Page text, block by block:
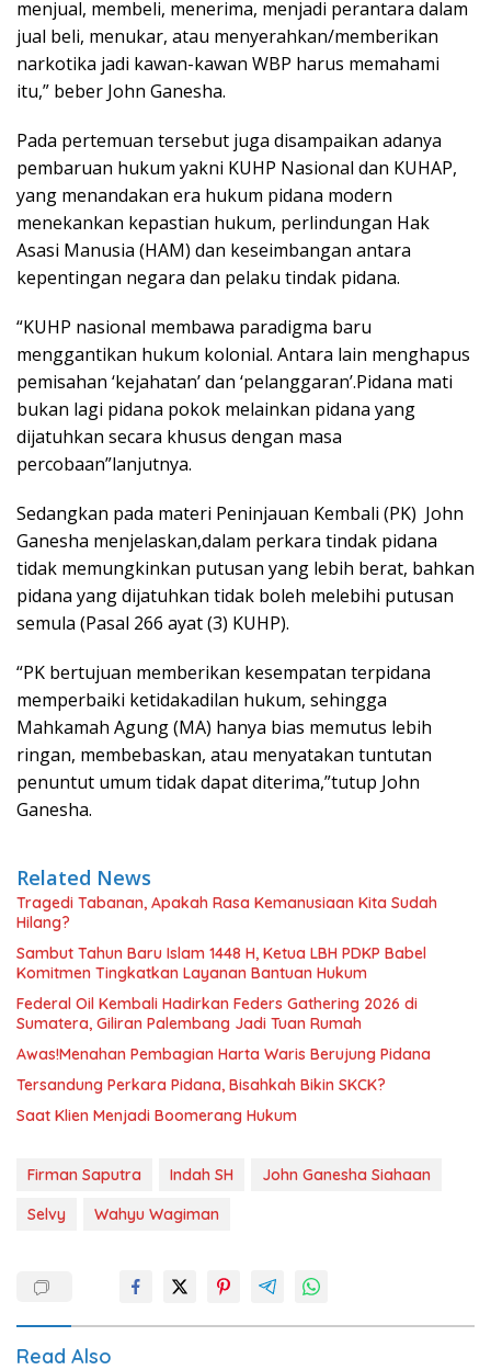
menjual, membeli, menerima, menjadi perantara dalam
jual beli, menukar, atau menyerahkan/memberikan
narkotika jadi kawan-kawan WBP harus memahami
itu,” beber John Ganesha.
Pada pertemuan tersebut juga disampaikan adanya
pembaruan hukum yakni KUHP Nasional dan KUHAP,
yang menandakan era hukum pidana modern
menekankan kepastian hukum, perlindungan Hak
Asasi Manusia (HAM) dan keseimbangan antara
kepentingan negara dan pelaku tindak pidana.
“KUHP nasional membawa paradigma baru
menggantikan hukum kolonial. Antara lain menghapus
pemisahan ‘kejahatan’ dan ‘pelanggaran’.Pidana mati
bukan lagi pidana pokok melainkan pidana yang
dijatuhkan secara khusus dengan masa
percobaan”lanjutnya.
Sedangkan pada materi Peninjauan Kembali (PK) John
Ganesha menjelaskan,dalam perkara tindak pidana
tidak memungkinkan putusan yang lebih berat, bahkan
pidana yang dijatuhkan tidak boleh melebihi putusan
semula (Pasal 266 ayat (3) KUHP).
“PK bertujuan memberikan kesempatan terpidana
memperbaiki ketidakadilan hukum, sehingga
Mahkamah Agung (MA) hanya bias memutus lebih
ringan, membebaskan, atau menyatakan tuntutan
penuntut umum tidak dapat diterima,”tutup John
Ganesha.
Related News
Tragedi Tabanan, Apakah Rasa Kemanusiaan Kita Sudah
Hilang?
Sambut Tahun Baru Islam 1448 H, Ketua LBH PDKP Babel
Komitmen Tingkatkan Layanan Bantuan Hukum
Federal Oil Kembali Hadirkan Feders Gathering 2026 di
Sumatera, Giliran Palembang Jadi Tuan Rumah
Awas!Menahan Pembagian Harta Waris Berujung Pidana
Tersandung Perkara Pidana, Bisahkah Bikin SKCK?
Saat Klien Menjadi Boomerang Hukum
Firman Saputra Indah SH
John Ganesha Siahaan
Selvy
Wahyu Wagiman
Read Also